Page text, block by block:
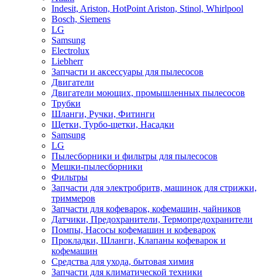
Indesit, Ariston, HotPoint Ariston, Stinol, Whirlpool
Bosch, Siemens
LG
Samsung
Electrolux
Liebherr
Запчасти и аксессуары для пылесосов
Двигатели
Двигатели моющих, промышленных пылесосов
Трубки
Шланги, Ручки, Фитинги
Щетки, Турбо-щетки, Насадки
Samsung
LG
Пылесборники и фильтры для пылесосов
Мешки-пылесборники
Фильтры
Запчасти для электробритв, машинок для стрижки,
триммеров
Запчасти для кофеварок, кофемашин, чайников
Датчики, Предохранители, Термопредохранители
Помпы, Насосы кофемашин и кофеварок
Прокладки, Шланги, Клапаны кофеварок и
кофемашин
Средства для ухода, бытовая химия
Запчасти для климатической техники